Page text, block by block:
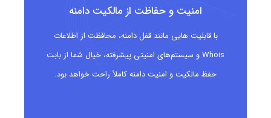
امنیت و حفاظت از مالکیت دامنه
با قابلیت هایی مانند قفل دامنه، محافظت از اطلاعات
Whois و سیستم‌های امنیتی پیشرفته، خیال شما از بابت
حفظ مالکیت و امنیت دامنه کاملاً راحت خواهد بود.